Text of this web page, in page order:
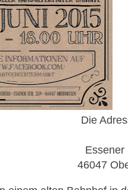
Die
Essener
46047